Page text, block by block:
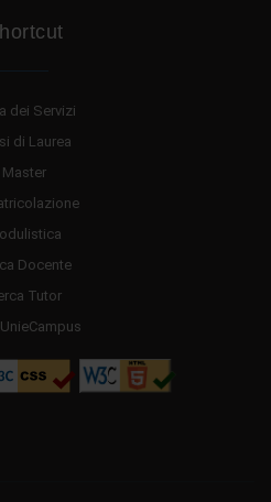
dei Servizi
di Laurea
Master
Docente
Tutor